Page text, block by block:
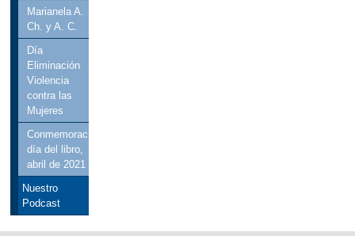
Marianela A.
Ch. y A. C.
Día
Eliminación
Violencia
contra las
Mujeres
Conmemoración
día del libro,
abril de 2021
Nuestro
Podcast